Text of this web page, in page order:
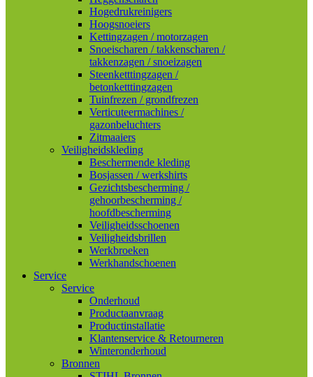
Hogedrukreinigers
Hoogsnoeiers
Kettingzagen / motorzagen
Snoeischaren / takkenscharen /
takkenzagen / snoeizagen
Steenketttingzagen /
betonketttingzagen
Tuinfrezen / grondfrezen
Verticuteermachines /
gazonbeluchters
Zitmaaiers
Veiligheidskleding
Beschermende kleding
Bosjassen / werkshirts
Gezichtsbescherming /
gehoorbescherming /
hoofdbescherming
Veiligheidsschoenen
Veiligheidsbrillen
Werkbroeken
Werkhandschoenen
Service
Service
Onderhoud
Productaanvraag
Productinstallatie
Klantenservice & Retourneren
Winteronderhoud
Bronnen